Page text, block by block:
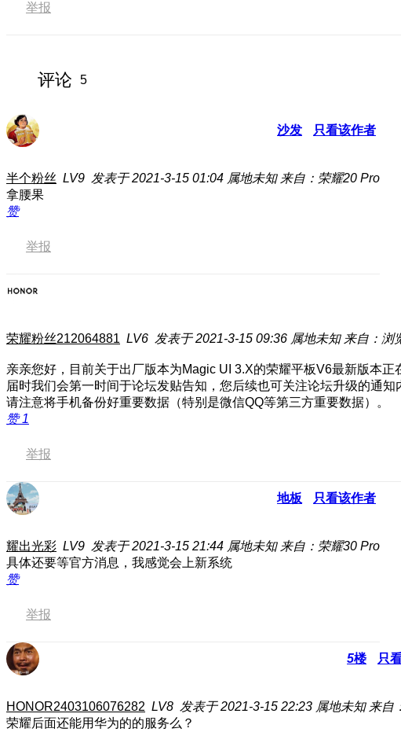
举报
评论 5
沙发 只看该作者
半个粉丝 LV9 发表于 2021-3-15 01:04 属地未知 来自：荣耀20 Pro
拿腰果
赞
举报
荣耀粉丝212064881 LV6 发表于 2021-3-15 09:36 属地未知 来自：浏
亲亲您好，目前关于出厂版本为Magic UI 3.X的荣耀平板V6最新版本正
届时我们会第一时间于论坛发贴告知，您后续也可关注论坛升级的通
请注意将手机备份好重要数据（特别是微信QQ等第三方重要数据）。
赞1
举报
地板 只看该作者
耀出光彩 LV9 发表于 2021-3-15 21:44 属地未知 来自：荣耀30 Pro
具体还要等官方消息，我感觉会上新系统
赞
举报
5楼 只
HONOR2403106076282 LV8 发表于 2021-3-15 22:23 属地未知 来自
荣耀后面还能用华为的的服务么？